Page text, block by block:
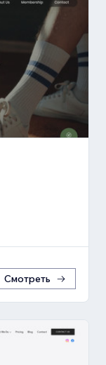
Смотреть